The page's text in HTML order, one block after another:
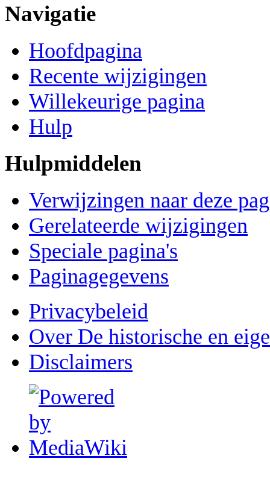
Navigatie
Hoofdpagina
Recente wijzigingen
Willekeurige pagina
Hulp
Hulpmiddelen
Verwijzingen naar deze
Gerelateerde wijzigingen
Speciale pagina's
Paginagegevens
Privacybeleid
Over De historische en
Disclaimers